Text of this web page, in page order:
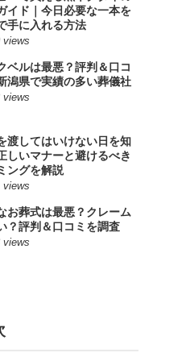
イド｜今日必要な一本を
手に入れる方法
views
ベルは最悪？評判＆口コ
潟県で実績の多い葬儀社
views
渡してはいけない日を知
しいマナーと避けるべき
ングを解説
views
お葬式は最悪？クレーム
？評判＆口コミを調査
views